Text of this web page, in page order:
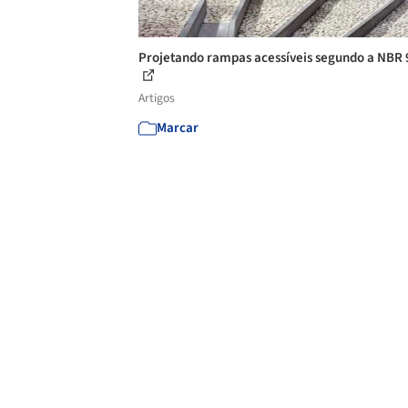
Projetando rampas acessíveis segundo a NBR
Artigos
Marcar